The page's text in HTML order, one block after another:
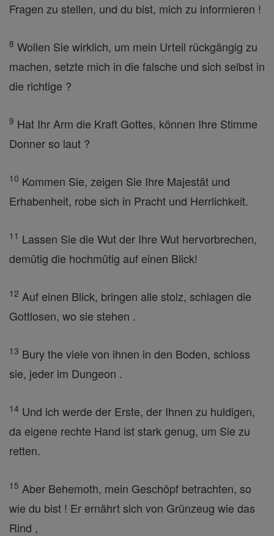
Fragen zu stellen, und du bist, mich zu informieren !
8 Wollen Sie wirklich, um mein Urteil rückgängig zu
machen, setzte mich in die falsche und sich selbst in
die richtige ?
9 Hat Ihr Arm die Kraft Gottes, können Ihre Stimme
Donner so laut ?
10 Kommen Sie, zeigen Sie Ihre Majestät und
Erhabenheit, robe sich in Pracht und Herrlichkeit.
11 Lassen Sie die Wut der Ihre Wut hervorbrechen,
demütig die hochmütig auf einen Blick!
12 Auf einen Blick, bringen alle stolz, schlagen die
Gottlosen, wo sie stehen .
13 Bury the viele von ihnen in den Boden, schloss
sie, jeder im Dungeon .
14 Und ich werde der Erste, der Ihnen zu huldigen,
da eigene rechte Hand ist stark genug, um Sie zu
retten.
15 Aber Behemoth, mein Geschöpf betrachten, so
wie du bist ! Er ernährt sich von Grünzeug wie das
Rind ,